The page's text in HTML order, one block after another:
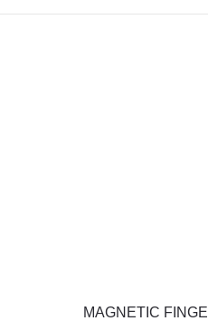
MAGNETIC